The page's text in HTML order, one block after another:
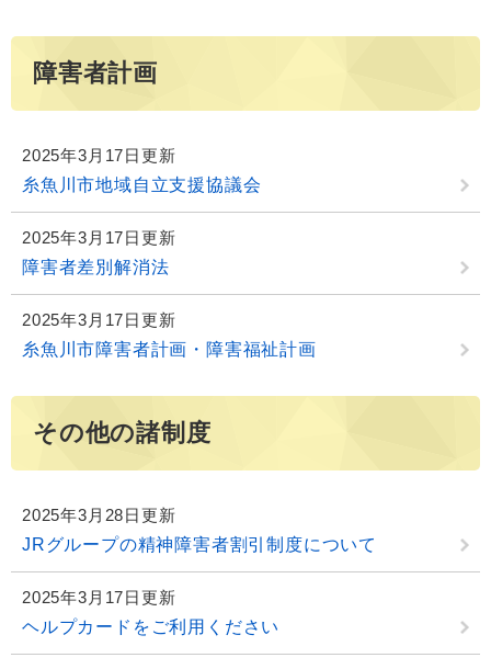
障害者計画
2025年3月17日更新
糸魚川市地域自立支援協議会
2025年3月17日更新
障害者差別解消法
2025年3月17日更新
糸魚川市障害者計画・障害福祉計画
その他の諸制度
2025年3月28日更新
JRグループの精神障害者割引制度について
2025年3月17日更新
ヘルプカードをご利用ください